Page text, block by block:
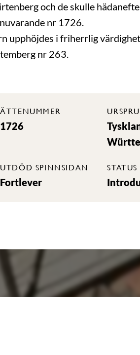
och de skulle
nr 1726.
upphöjdes i friherrlig
nr 263.
ÄTTENUMMER
1726
UTDÖD SPINNSIDAN
Fortlever
STATUS